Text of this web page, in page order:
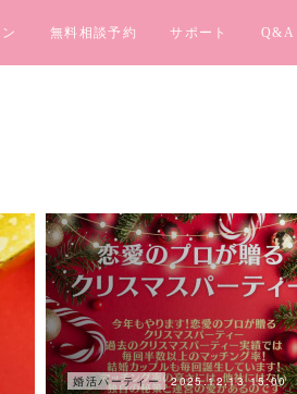
無料相談予約 サポート Q&A
婚活パーティー 2025.12.13 15:00